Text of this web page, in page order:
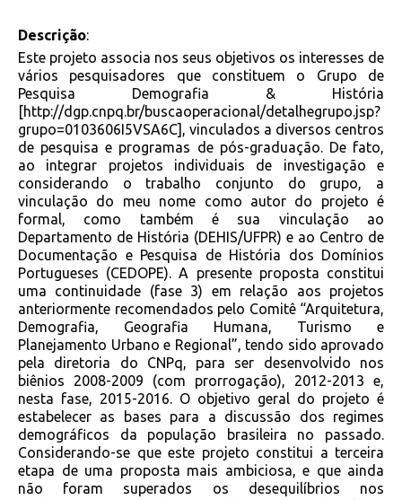
Descrição:
Este projeto associa nos seus objetivos os interesses de
vários pesquisadores que constituem o Grupo de
Pesquisa Demografia & História
[http://dgp.cnpq.br/buscaoperacional/detalhegrupo.jsp?
grupo=0103606I5VSA6C], vinculados a diversos centros
de pesquisa e programas de pós-graduação. De fato,
ao integrar projetos individuais de investigação e
considerando o trabalho conjunto do grupo, a
vinculação do meu nome como autor do projeto é
formal, como também é sua vinculação ao
Departamento de História (DEHIS/UFPR) e ao Centro de
Documentação e Pesquisa de História dos Domínios
Portugueses (CEDOPE). A presente proposta constitui
uma continuidade (fase 3) em relação aos projetos
anteriormente recomendados pelo Comitê “Arquitetura,
Demografia, Geografia Humana, Turismo e
Planejamento Urbano e Regional”, tendo sido aprovado
pela diretoria do CNPq, para ser desenvolvido nos
biênios 2008-2009 (com prorrogação), 2012-2013 e,
nesta fase, 2015-2016. O objetivo geral do projeto é
estabelecer as bases para a discussão dos regimes
demográficos da população brasileira no passado.
Considerando-se que este projeto constitui a terceira
etapa de uma proposta mais ambiciosa, e que ainda
não foram superados os desequilíbrios nos